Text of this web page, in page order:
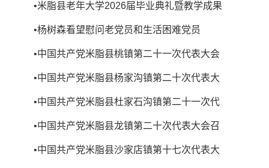
•米脂县老年大学2026届毕业典礼暨教学成果
•杨树森看望慰问老党员和生活困难党员
•中国共产党米脂县桃镇第二十一次代表大会
•中国共产党米脂县杨家沟镇第二十次代表大
•中国共产党米脂县杜家石沟镇第二十一次代
•中国共产党米脂县龙镇第二十次代表大会召
•中国共产党米脂县沙家店镇第十七次代表大